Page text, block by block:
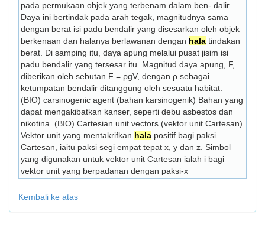
pada permukaan objek yang terbenam dalam ben- dalir.
Daya ini bertindak pada arah tegak, magnitudnya sama
dengan berat isi padu bendalir yang disesarkan oleh objek
berkenaan dan halanya berlawanan dengan hala tindakan
berat. Di samping itu, daya apung melalui pusat jisim isi
padu bendalir yang tersesar itu. Magnitud daya apung, F,
diberikan oleh sebutan F = ρgV, dengan ρ sebagai
ketumpatan bendalir ditanggung oleh sesuatu habitat.
(BIO) carsinogenic agent (bahan karsinogenik) Bahan yang
dapat mengakibatkan kanser, seperti debu asbestos dan
nikotina. (BIO) Cartesian unit vectors (vektor unit Cartesan)
Vektor unit yang mentakrifkan hala positif bagi paksi
Cartesan, iaitu paksi segi empat tepat x, y dan z. Simbol
yang digunakan untuk vektor unit Cartesan ialah i bagi
vektor unit yang berpadanan dengan paksi-x
Kembali ke atas